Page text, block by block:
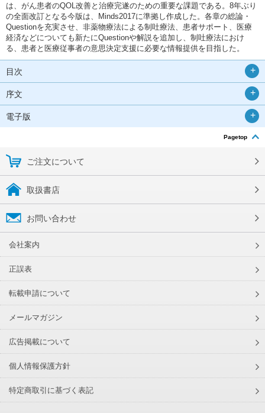
は、がん患者のQOL改善と治療完遂のための重要な課題である。8年ぶり
の全面改訂となる今版は、Minds2017に準拠し作成した。各章の総論・
Questionを充実させ、非薬物療法による制吐療法、患者サポート、医療
経済などについても新たにQuestionや解説を追加し、制吐療法におけ
る、患者と医療従事者の意思決定支援に必要な情報提供を目指した。
目次
序文
電子版
Pagetop
ご注文について
取扱書店
お問い合わせ
会社案内
正誤表
転載申請について
メールマガジン
広告掲載について
個人情報保護方針
特定商取引に基づく表記